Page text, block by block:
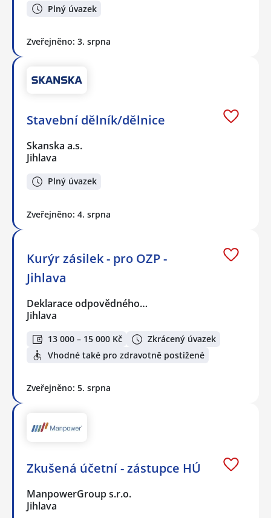
Plný úvazek
Zveřejněno: 3. srpna
Stavební dělník/dělnice
Skanska a.s.
Jihlava
Plný úvazek
Zveřejněno: 4. srpna
Kurýr zásilek - pro OZP -
Jihlava
Deklarace odpovědného…
Jihlava
13 000 – 15 000 Kč
Zkrácený úvazek
Vhodné také pro zdravotně postižené
Zveřejněno: 5. srpna
Zkušená účetní - zástupce HÚ
ManpowerGroup s.r.o.
Jihlava